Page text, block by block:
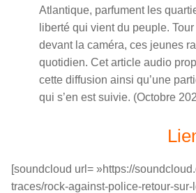
Atlantique, parfument les
liberté qui vient du peuple.
devant la caméra, ces jeunes
quotidien. Cet article audio
cette diffusion ainsi qu’une
qui s’en est suivie. (Octobre
[soundcloud url= »https://
traces/rock-against-police-retour-